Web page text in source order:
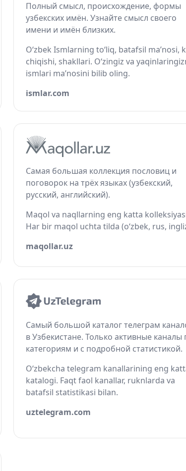
Полный смысл, происхождение, формы
узбекских имён. Узнайте смысл своего
имени и имён близких.
O‘zbek Ismlarning to‘liq, batafsil ma’nosi,
chiqishi, shakllari. O‘zingiz va
ismlari ma’nosini bilib oling.
ismlar.com
Самая большая коллекция пословиц и
поговорок на трёх языках (узбекский,
русский, английский).
Maqol va naqllarning eng katta
Har bir maqol uchta tilda (o‘zbek, rus,
maqollar.uz
Самый большой каталог телеграм
в Узбекистане. Только активные каналы
категориям и с подробной статистикой.
O‘zbekcha telegram kanallarining eng
katalogi. Faqt faol kanallar, ruknlarda va
batafsil statistikasi bilan.
uztelegram.com